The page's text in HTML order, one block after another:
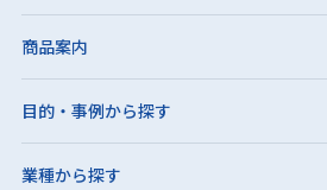
商品案内
目的・事例から探す
業種から探す